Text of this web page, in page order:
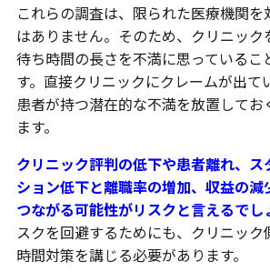
これらの調査は、限られた医療機関
はありません。そのため、クリニック
待ち時間の長さを不満に思っているこ
す。直接クリニックにクレームが出て
患者が持つ潜在的な不満を放置してお
ます。
クリニック評判の低下や患者離れ、ス
ション低下と離職率の増加、収益の
つながる可能性がリスクと言えるでし
スクを回避するためにも、クリニック
時間対策を講じる必要があります。